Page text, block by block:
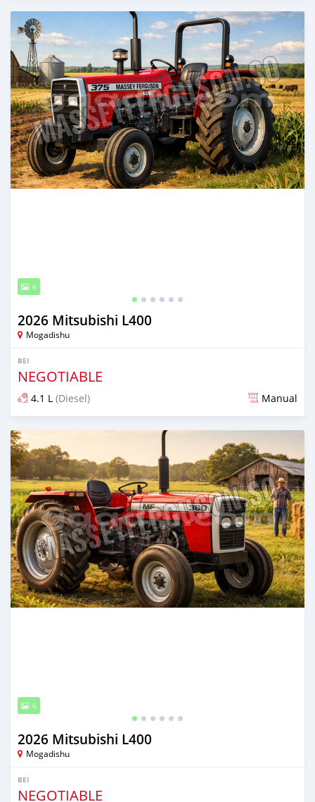
Ilitangazwa kama mwezi 1 iliopita
6
2026 Mitsubishi L400
Mogadishu
BEI
NEGOTIABLE
4.1 L (Diesel) Manual
Ilitangazwa kama mwezi 1 iliopita
6
2026 Mitsubishi L400
Mogadishu
BEI
NEGOTIABLE